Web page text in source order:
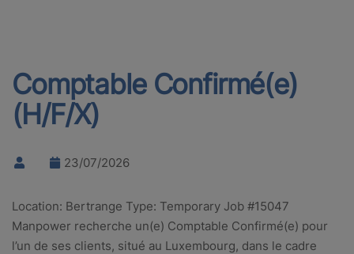
Comptable Confirmé(e)
(H/F/X)
23/07/2026
Location: Bertrange Type: Temporary Job #15047
Manpower recherche un(e) Comptable Confirmé(e) pour
l’un de ses clients, situé au Luxembourg, dans le cadre